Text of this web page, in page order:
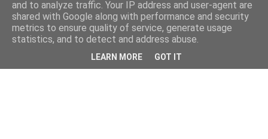
and to analyze traffic. Your IP address and user-agent are
shared with Google along with performance and security
metrics to ensure quality of service, generate usage
statistics, and to detect and address abuse.
LEARN MORE GOT IT